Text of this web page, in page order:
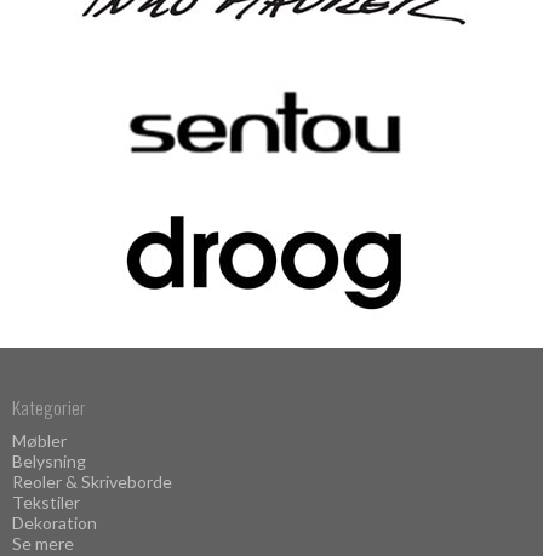
Kategorier
Møbler
Belysning
Reoler & Skriveborde
Tekstiler
Dekoration
Se mere